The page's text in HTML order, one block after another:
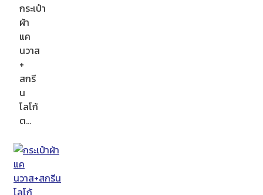
กระเป๋า
ผ้า
แค
นวาส
+
สกรี
น
โลโก้
ต…